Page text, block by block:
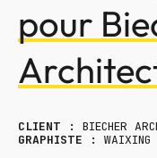
pour
CLIENT :
BIECHER
GRAPHISTE :
WAIXING